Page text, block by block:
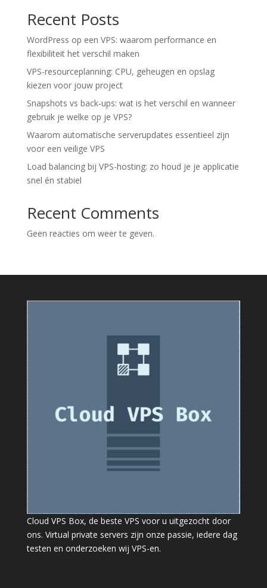
Recent Posts
WordPress op een VPS: waarom performance en
flexibiliteit het verschil maken
VPS-resourceplanning: CPU, geheugen en opslag
kiezen voor jouw project
Snapshots vs back‑ups: wat is het verschil en wanneer
gebruik je welke op je VPS?
Waarom automatische serverupdates essentieel zijn
voor een veilige VPS
Load balancing bij VPS-hosting: zo houd je je applicatie
snel én stabiel
Recent Comments
Geen reacties om weer te geven.
Cloud VPS Box, de beste VPS voor u uitgezocht door
ons. Virtual private servers zijn onze passie, iedere dag
testen en onderzoeken wij VPS-en.